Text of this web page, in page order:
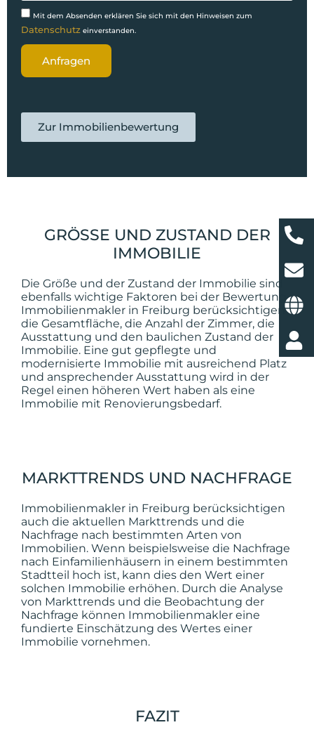
Mit dem Absenden erklären Sie sich mit den Hinweisen zum
Datenschutz einverstanden.
Anfragen
Zur Immobilienbewertung
GRÖSSE UND ZUSTAND DER I
MMOBILIE
Die Größe und der Zustand der Immobilie sind
ebenfalls wichtige Faktoren bei der Bewertung.
Immobilienmakler in Freiburg berücksichtigen
die Gesamtfläche, die Anzahl der Zimmer, die
Ausstattung und den baulichen Zustand der
Immobilie. Eine gut gepflegte und
modernisierte Immobilie mit ausreichend Platz
und ansprechender Ausstattung wird in der
Regel einen höheren Wert haben als eine
Immobilie mit Renovierungsbedarf.
MARKTTRENDS UND NACHFRAGE
Immobilienmakler in Freiburg berücksichtigen
auch die aktuellen Markttrends und die
Nachfrage nach bestimmten Arten von
Immobilien. Wenn beispielsweise die Nachfrage
nach Einfamilienhäusern in einem bestimmten
Stadtteil hoch ist, kann dies den Wert einer
solchen Immobilie erhöhen. Durch die Analyse
von Markttrends und die Beobachtung der
Nachfrage können Immobilienmakler eine
fundierte Einschätzung des Wertes einer
Immobilie vornehmen.
FAZIT